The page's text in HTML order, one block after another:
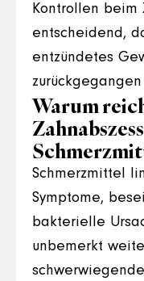
Kontrollen beim
entscheidend,
entzündetes
zurückgegangen
Warum
Schmerzmittel
Symptome,
bakterielle
unbemerkt